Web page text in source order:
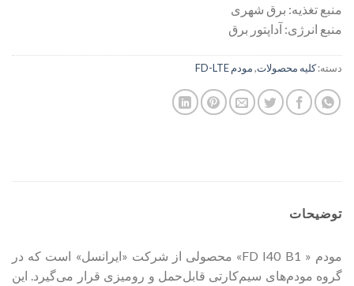
منبع تغذیه: برق شهری
منبع انرژی: آداپتور برق
دسته:کلیه محصولات,مودم FD-LTE
توضیحات
مودم « FD I40 B1» محصولی از شرکت «ایرانسل» است که در
گروه مودم‌های سیم‌کارتی قابل‌حمل و رومیزی قرار می‌گیرد. این